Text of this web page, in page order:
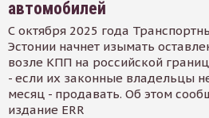
автомобилей
С октября 2025 года
Эстонии начнет изымать
возле КПП на российской
- если их законные владельцы
месяц - продавать. Об этом
издание ERR